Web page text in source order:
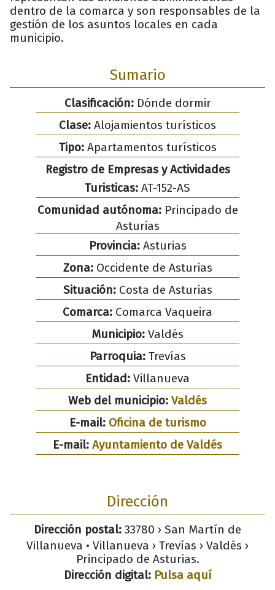
dentro de la comarca y son responsables de la
gestión de los asuntos locales en cada
municipio.
Sumario
Clasificación:Dónde dormir
Clase: Alojamientos turísticos
Tipo:Apartamentos turísticos
Registro de Empresas y Actividades
Turisticas: AT-152-AS
Comunidad autónoma:Principado de
Asturias
Provincia:Asturias
Zona:Occidente de Asturias
Situación:Costa de Asturias
Comarca: Comarca Vaqueira
Municipio: Valdés
Parroquia:Trevías
Entidad: Villanueva
Web del municipio: Valdés
E-mail: Oficina de turismo
E-mail: Ayuntamiento de Valdés
Dirección
Dirección postal: 33780 › San Martín de
Villanueva • Villanueva › Trevías › Valdés ›
Principado de Asturias.
Dirección digital: Pulsa aquí